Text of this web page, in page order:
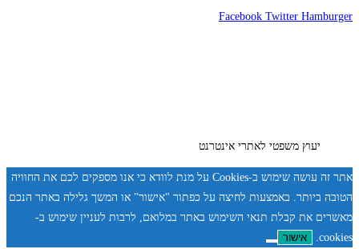
Facebook Twitter Hamburger
יעוץ משפטי לאתרי אינטרנט
אתר זה עושה שימוש ב-Cookies על מנת לוודא כי אנו מספקים לכם את החוויה
הטובה ביותר. באמצעות לחיצה על כפתור "אישור" או המשך גלילה באתר הנכם
מאשרים את קבלת תנאי השימוש באתר במלואם, לרבות לעניין שימוש ב-
cookies.
אישור